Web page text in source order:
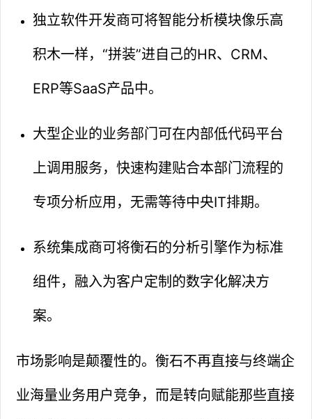
独立软件开发商可将智能分析模块像乐高
积木一样，“拼装”进自己的HR、CRM、
ERP等SaaS产品中。
大型企业的业务部门可在内部低代码平台
上调用服务，快速构建贴合本部门流程的
专项分析应用，无需等待中央IT排期。
系统集成商可将衡石的分析引擎作为标准
组件，融入为客户定制的数字化解决方
案。
市场影响是颠覆性的。衡石不再直接与终端企
业海量业务用户竞争，而是转向赋能那些直接